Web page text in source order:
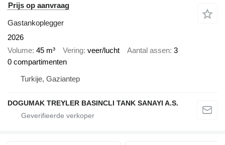
Prijs op aanvraag
Gastankoplegger
2026
Volume 45 m³ Vering veer/lucht Aantal assen 3
0 compartimenten
Turkije, Gaziantep
DOGUMAK TREYLER BASINCLI TANK SANAYI A.S.